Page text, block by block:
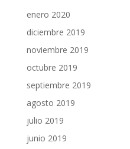
enero 2020
diciembre 2019
noviembre 2019
octubre 2019
septiembre 2019
agosto 2019
julio 2019
junio 2019